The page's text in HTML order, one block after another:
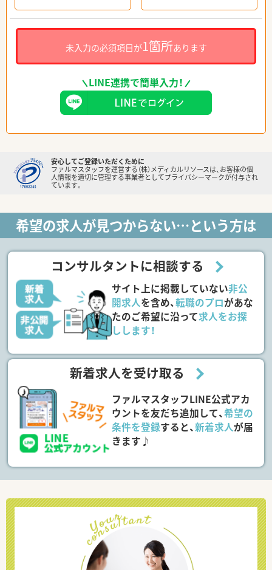
未入力の必須項目が1箇所あります
LINE連携で簡単入力！
安心してご登録いただくために
ファルマスタッフを運営する（株）メディカルリソースは、お客様の個
人情報を適切に管理する事業者としてプライバシーマークが付与され
ています。
希望の求人が見つからない…という方は
コンサルタントに相談する
サイト上に掲載していない非公
開求人を含め、転職のプロがあな
たのご希望に沿って求人をお探
しします！
新着求人を受け取る
ファルマスタッフLINE公式アカ
ウントを友だち追加して、希望の
条件を登録すると、新着求人が届
きます♪